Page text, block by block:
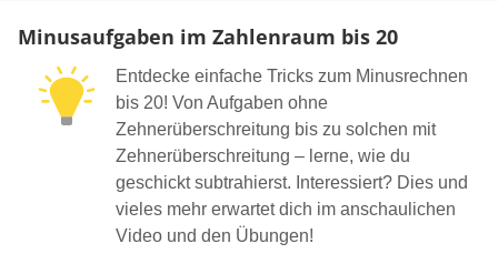
Minusaufgaben im Zahlenraum bis 20
Entdecke einfache Tricks zum Minusrechnen
bis 20! Von Aufgaben ohne
Zehnerüberschreitung bis zu solchen mit
Zehnerüberschreitung – lerne, wie du
geschickt subtrahierst. Interessiert? Dies und
vieles mehr erwartet dich im anschaulichen
Video und den Übungen!